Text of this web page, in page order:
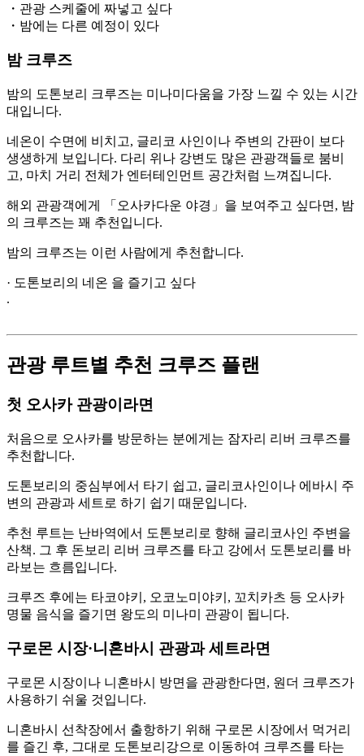
・관광 스케줄에 짜넣고 싶다
・밤에는 다른 예정이 있다
밤 크루즈
밤의 도톤보리 크루즈는 미나미다움을 가장 느낄 수 있는 시간
대입니다.
네온이 수면에 비치고, 글리코 사인이나 주변의 간판이 보다
생생하게 보입니다. 다리 위나 강변도 많은 관광객들로 붐비
고, 마치 거리 전체가 엔터테인먼트 공간처럼 느껴집니다.
해외 관광객에게 「오사카다운 야경」을 보여주고 싶다면, 밤
의 크루즈는 꽤 추천입니다.
밤의 크루즈는 이런 사람에게 추천합니다.
· 도톤보리의 네온 을 즐기고 싶다
.
관광 루트별 추천 크루즈 플랜
첫 오사카 관광이라면
처음으로 오사카를 방문하는 분에게는 잠자리 리버 크루즈를
추천합니다.
도톤보리의 중심부에서 타기 쉽고, 글리코사인이나 에바시 주
변의 관광과 세트로 하기 쉽기 때문입니다.
추천 루트는 난바역에서 도톤보리로 향해 글리코사인 주변을
산책. 그 후 돈보리 리버 크루즈를 타고 강에서 도톤보리를 바
라보는 흐름입니다.
크루즈 후에는 타코야키, 오코노미야키, 꼬치카츠 등 오사카
명물 음식을 즐기면 왕도의 미나미 관광이 됩니다.
구로몬 시장·니혼바시 관광과 세트라면
구로몬 시장이나 니혼바시 방면을 관광한다면, 원더 크루즈가
사용하기 쉬울 것입니다.
니혼바시 선착장에서 출항하기 위해 구로몬 시장에서 먹거리
를 즐긴 후, 그대로 도톤보리강으로 이동하여 크루즈를 타는